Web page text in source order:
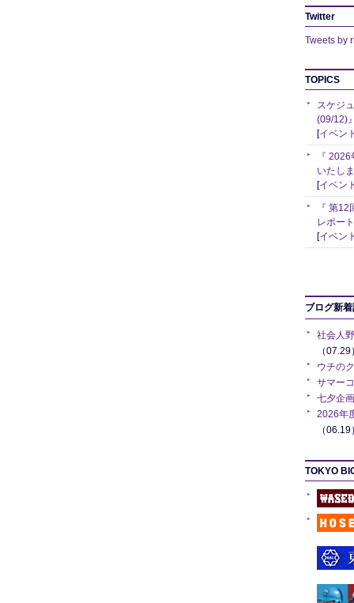
Twitter
Tweets by
TOPICS
スケジ
(09/12)
[イベン
『
いたし
[イベン
『 第
レポー
[イベン
ブログ新
社会人
（07.29
ウチの
サマー
七夕企
2026年
（06.19
TOKYO